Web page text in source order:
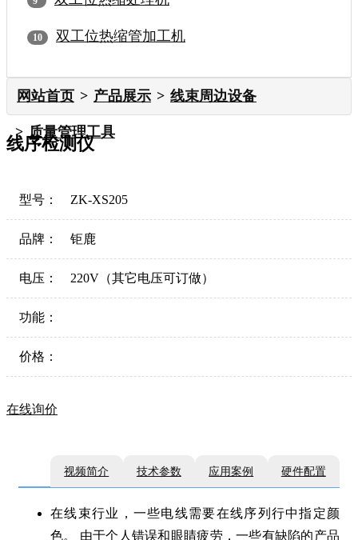
双工位热缩管加工机
网站首页 产品展示 线束周边设备
质量管理工具
线序检测仪
型号： ZK-XS205
品牌： 钜鹿
电压： 220V（其它电压可订做）
功能：
价格：
在线询价
视频简介 技术参数 应用案例 硬件配置
在线束行业，一些电线需要在线序列行中指定颜
色。 由于个人错误和眼睛疲劳，一些有缺陷的产品